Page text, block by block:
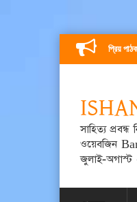
প্রিয় পাঠক
সাহিত্য
ওয়েবজিন
জুলাই-